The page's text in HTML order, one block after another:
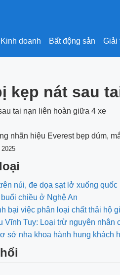
Kinh doanh Bất động sản Giải
kẹp nát sau
nhãn hiệu Everest bẹp dúm,
núi, đe dọa sạt lở xuống quốc
chiều ở Nghệ An
bại việc phân loại chất thải hộ
Vĩnh Tuy: Loại trừ nguyên nhân
sở nha khoa hành hung khách